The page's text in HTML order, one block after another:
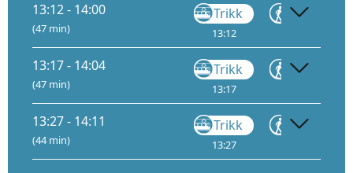
13:12 - 14:00
(47 min)
Trikk
13:12
Gå
13:17 - 14:04
(47 min)
Trikk
13:17
Gå
13:27 - 14:11
(44 min)
Trikk
13:27
Gå